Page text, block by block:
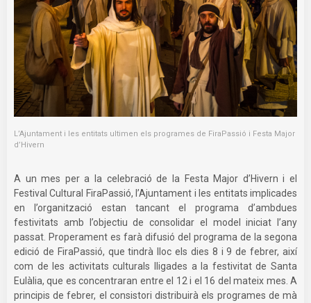
L’Ajuntament i les entitats ultimen els programes de FiraPassió i Festa Major
d’Hivern
A un mes per a la celebració de la Festa Major d’Hivern i el
Festival Cultural FiraPassió, l’Ajuntament i les entitats implicades
en l’organització estan tancant el programa d’ambdues
festivitats amb l’objectiu de consolidar el model iniciat l’any
passat. Properament es farà difusió del programa de la segona
edició de FiraPassió, que tindrà lloc els dies 8 i 9 de febrer, així
com de les activitats culturals lligades a la festivitat de Santa
Eulàlia, que es concentraran entre el 12 i el 16 del mateix mes. A
principis de febrer, el consistori distribuirà els programes de mà